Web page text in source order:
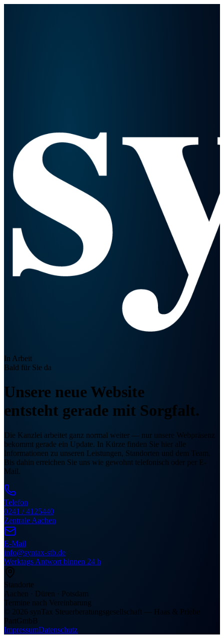
In Arbeit
Bald für Sie da
Unsere neue Website
entsteht gerade mit Sorgfalt.
Die Kanzlei arbeitet ganz normal weiter — nur unsere Webpräsenz
bekommt gerade ein Update. In Kürze finden Sie hier alle
Informationen zu unseren Leistungen, Standorten und dem Team.
Bis dahin erreichen Sie uns wie gewohnt telefonisch oder per E-
Mail.
Telefon
0241 / 4125440
Zentrale Aachen
E-Mail
info@syntax-stb.de
Werktags Antwort binnen 24 h
Standorte
Aachen · Düren · Potsdam
Termine nach Vereinbarung
© 2026 synTax Steuerberatungsgesellschaft — Haas & Priebe
PartGmbB
ImpressumDatenschutz